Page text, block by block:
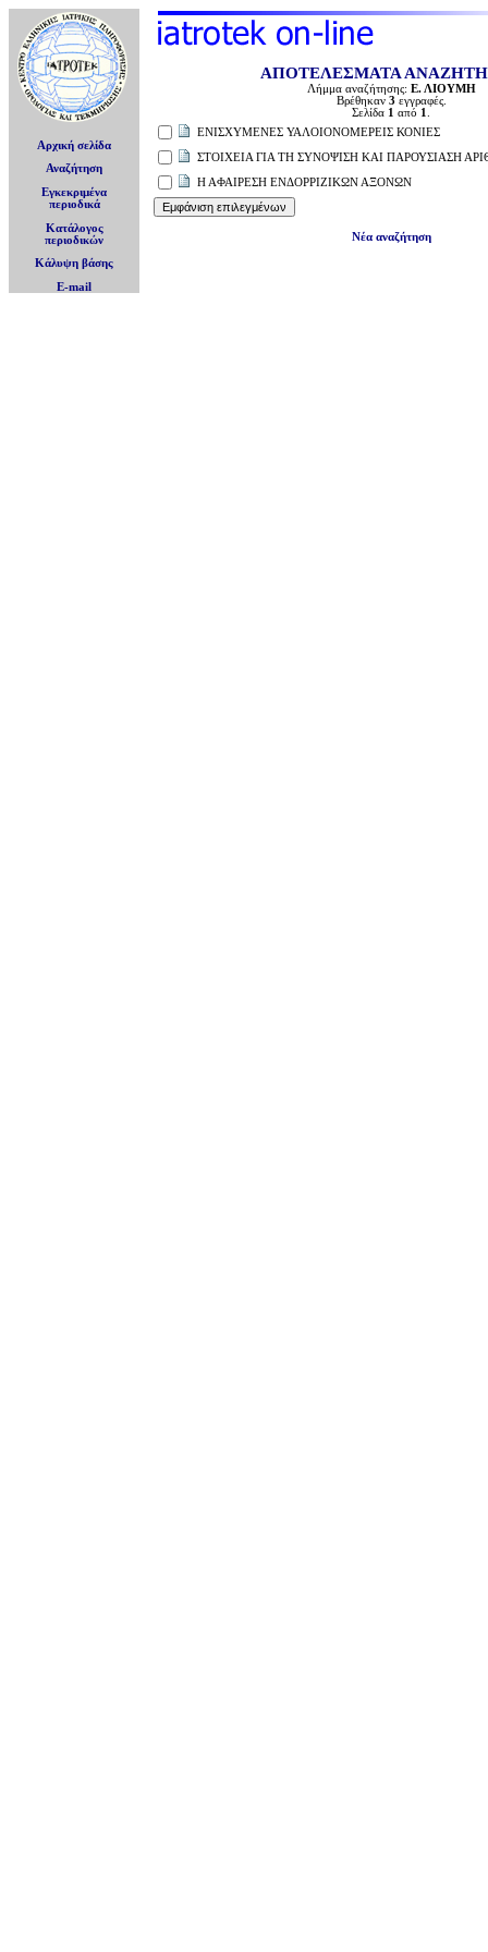
Αρχική σελίδα
Αναζήτηση
Εγκεκριμένα
περιοδικά
Κατάλογος
περιοδικών
Κάλυψη βάσης
E-mail
ΑΠΟΤΕΛΕΣΜΑΤΑ
Λήμμα αναζήτησης: Ε. ΛΙΟΥΜΗ
Βρέθηκαν 3 εγγραφές.
Σελίδα 1 από 1
ΕΝΙΣΧΥΜΕΝΕΣ ΥΑΛΟΙΟΝΟΜΕΡΕΙΣ ΚΟΝΙΕΣ
ΣΤΟΙΧΕΙΑ ΓΙΑ ΤΗ ΣΥΝΟΨΙΣΗ ΚΑΙ ΠΑΡΟΥΣΙΑΣΗ
Η ΑΦΑΙΡΕΣΗ ΕΝΔΟΡΡΙΖΙΚΩΝ ΑΞΟΝΩΝ
Νέα αναζήτηση